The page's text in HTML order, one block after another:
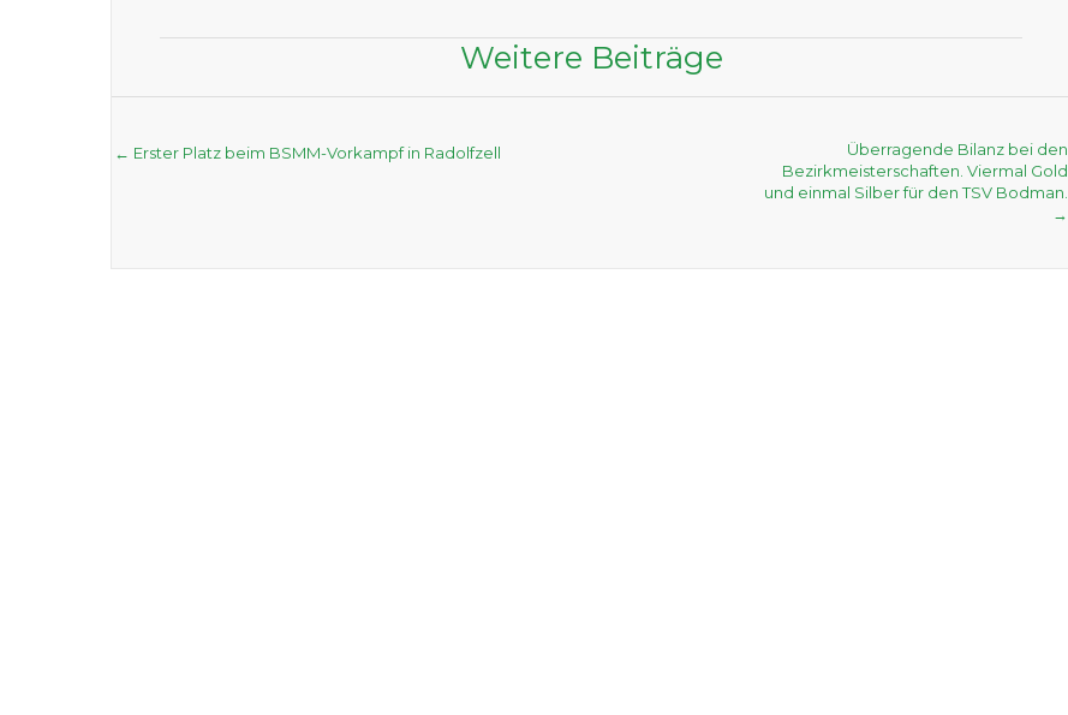
Weitere Beiträge
Posts
← Erster Platz beim BSMM-Vorkampf in Radolfzell
Überragende Bilanz bei den
Bezirkmeisterschaften. Viermal Gold
und einmal Silber für den TSV Bodman.
→